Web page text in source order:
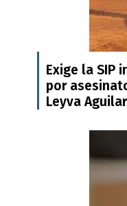
Exige la SIP
por
Leyva